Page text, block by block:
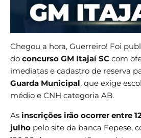
Chegou a hora, Guerreiro! Foi
do concurso GM Itajaí SC com
imediatas e cadastro de reserva
Guarda Municipal, que exige
médio e CNH categoria AB.
As inscrições irão ocorrer entre
julho pelo site da banca Fepese,